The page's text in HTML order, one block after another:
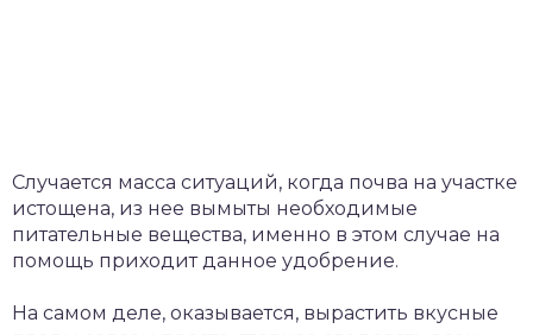
Случается масса ситуаций, когда почва на участке
истощена, из нее вымыты необходимые
питательные вещества, именно в этом случае на
помощь приходит данное удобрение.
На самом деле, оказывается, вырастить вкусные